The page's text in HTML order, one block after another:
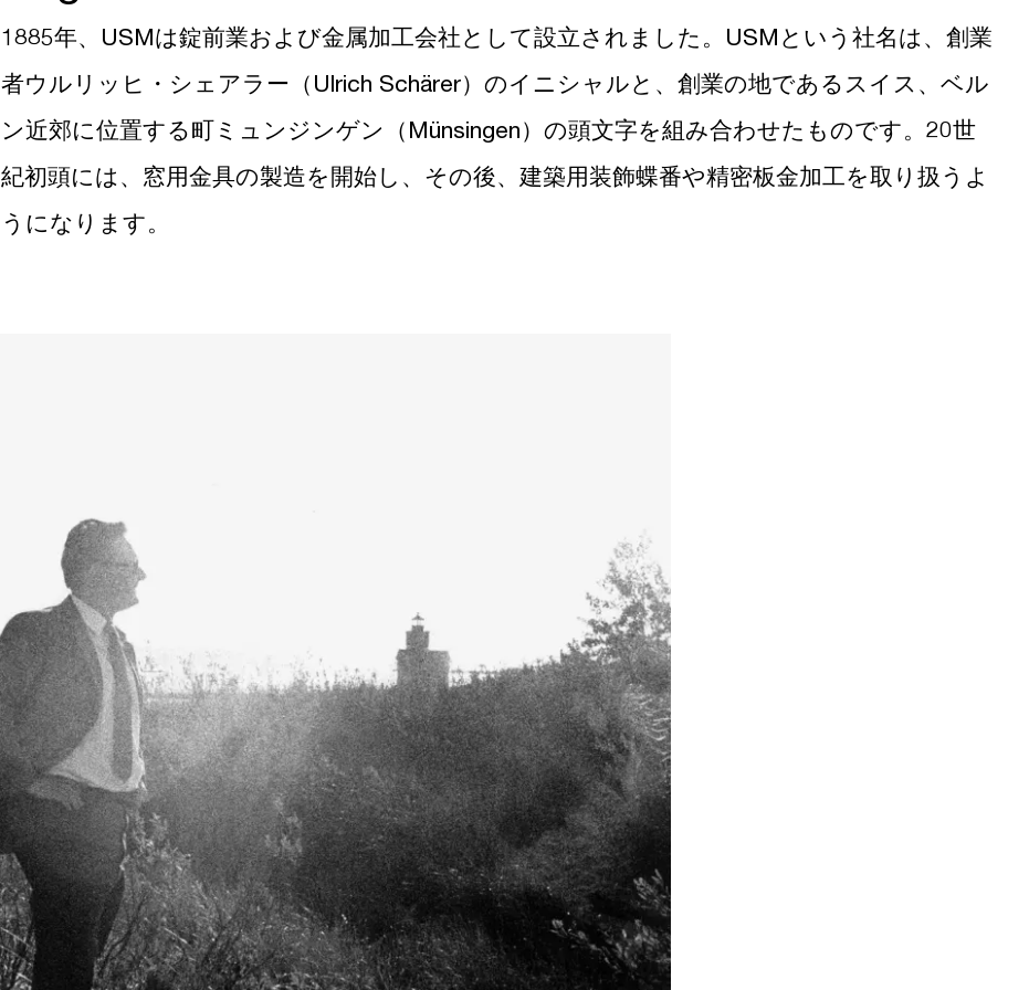
1885年、USMは錠前業および金属加工会社として設立されました。USMという社名は、創業
者ウルリッヒ・シェアラー（Ulrich Schärer）のイニシャルと、創業の地であるスイス、ベル
ン近郊に位置する町ミュンジンゲン（Münsingen）の頭文字を組み合わせたものです。20世
紀初頭には、窓用金具の製造を開始し、その後、建築用装飾蝶番や精密板金加工を取り扱うよ
うになります。